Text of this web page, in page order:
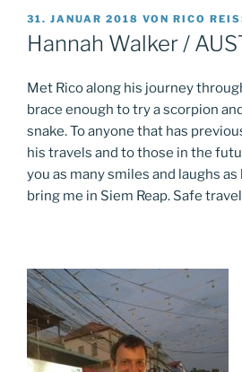
VERÖFFENTLICHT
AM
31. JANUAR 2018 VON RICO
Hannah Walker /
Met Rico along his journey
brace enough to try a scorpion
snake. To anyone that has
his travels and to those in the
you as many smiles and laughs
bring me in Siem Reap. Safe